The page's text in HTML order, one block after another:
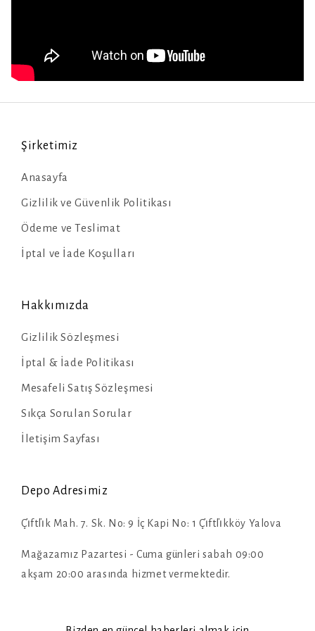
Şirketimiz
Anasayfa
Gizlilik ve Güvenlik Politikası
Ödeme ve Teslimat
İptal ve İade Koşulları
Hakkımızda
Gizlilik Sözleşmesi
İptal & İade Politikası
Mesafeli Satış Sözleşmesi
Sıkça Sorulan Sorular
İletişim Sayfası
Depo Adresimiz
Çi̇ftli̇k Mah. 7. Sk. No: 9 İç Kapi No: 1 Çi̇ftli̇kköy Yalova
Mağazamız Pazartesi - Cuma günleri sabah 09:00
akşam 20:00 arasında hizmet vermektedir.